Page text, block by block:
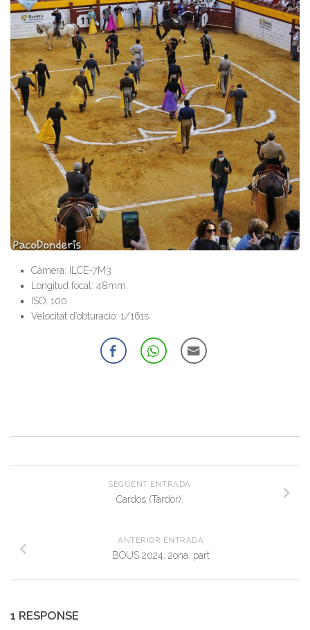
Càmera: ILCE-7M3
Longitud focal: 48mm
ISO: 100
Velocitat d’obturació: 1/161s
SEGÜENT ENTRADA
Cardos (Tardor).
ANTERIOR ENTRADA
BOUS 2024, 2ona. part
1 RESPONSE